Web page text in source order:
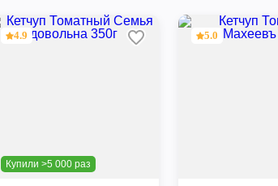
Купили >5 000 раз
4.9 5.0